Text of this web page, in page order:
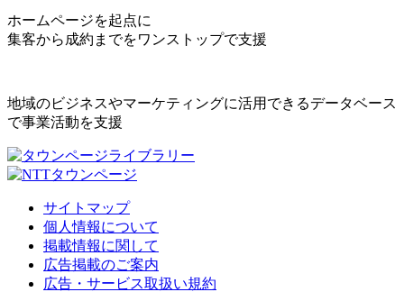
ホームページを起点に
集客から成約までをワンストップで支援
地域のビジネスやマーケティングに活用できるデータベース
で事業活動を支援
サイトマップ
個人情報について
掲載情報に関して
広告掲載のご案内
広告・サービス取扱い規約